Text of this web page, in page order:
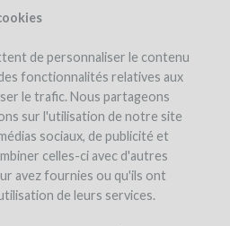
de personnaliser le contenu
fonctionnalités relatives aux
le trafic. Nous partageons
sur l'utilisation de notre site
sociaux, de publicité et
celles-ci avec d'autres
avez fournies ou qu'ils ont
de leurs services.
del proyecto los reembolsos en vino
winefunders(123)